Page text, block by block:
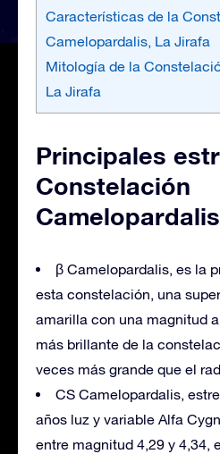
Características de la
Camelopardalis, La Jirafa
Mitología de la
La Jirafa
Principales
Constelación
β Camelopardalis, es la
esta constelación, una
amarilla con una magnitud
más brillante de la
veces más grande que el
CS Camelopardalis,
años luz y variable Alfa
entre magnitud 4,29 y 4,34,